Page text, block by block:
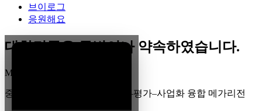
브이로그
응원해요
대한민국은 두번이나 약속하였습니다.
MEGA
중부권 전체를 잇는 연구–임상–평가–사업화 융합 메가리전